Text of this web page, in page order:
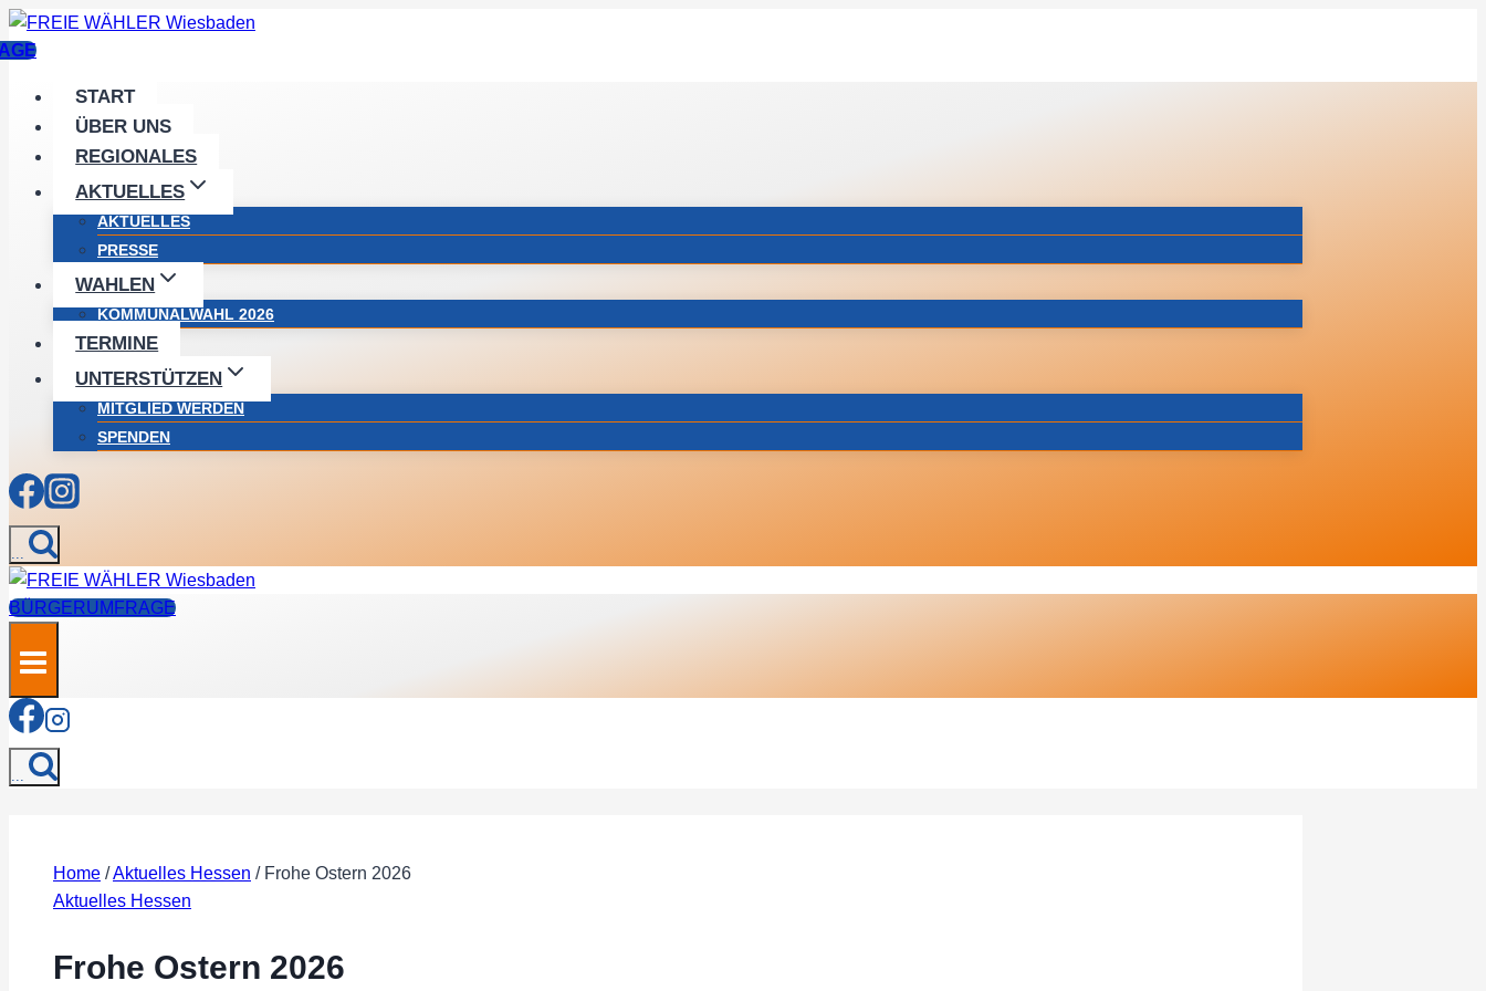
Zum
Inhalt
START
ÜBER UNS
REGIONALES
AKTUELLES
AKTUELLES
PRESSE
WAHLEN
KOMMUNALWAHL 2026
TERMINE
UNTERSTÜTZEN
MITGLIED WERDEN
SPENDEN
...
BÜRGERUMFRAGE
...
Home /Aktuelles Hessen / Frohe Ostern 2026
Aktuelles Hessen
Frohe Ostern 2026